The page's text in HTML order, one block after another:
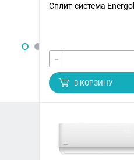
Сплит-система
-
В КОРЗИНУ